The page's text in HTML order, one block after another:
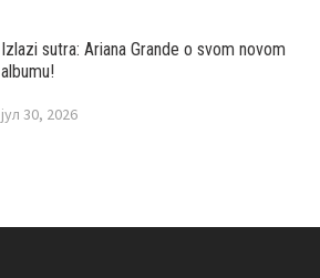
Izlazi sutra: Ariana Grande o svom novom
albumu!
јул 30, 2026